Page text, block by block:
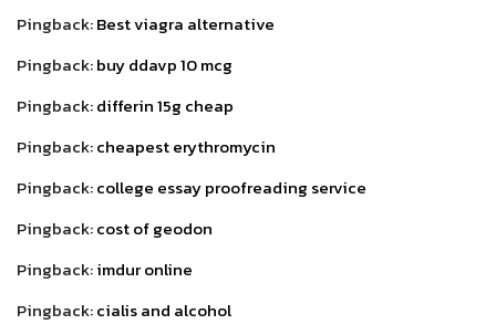
Pingback:Best viagra alternative
Pingback:buy ddavp 10 mcg
Pingback:differin 15g cheap
Pingback:cheapest erythromycin
Pingback:college essay proofreading service
Pingback:cost of geodon
Pingback:imdur online
Pingback:cialis and alcohol